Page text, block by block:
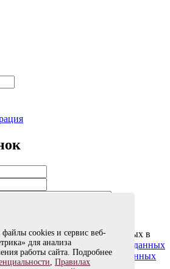
файлы cookies и сервис веб-
для анализа
работы сайта. Подробнее
, Правилах
моих персональных данных в
на обработку персональных данных
обработки персональных данных